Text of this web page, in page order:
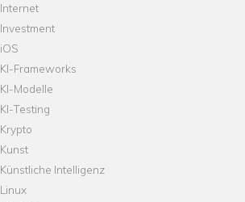
Internet
Investment
iOS
KI-Frameworks
KI-Modelle
KI-Testing
Krypto
Kunst
Künstliche Intelligenz
Linux